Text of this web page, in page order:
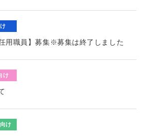
用職員】募集※募集は終了しました
け
け